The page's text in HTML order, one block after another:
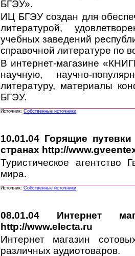
БГЭУ».
ИЦ БГЭУ создан для
литературой,
учебных заведений
справочной литературе по
В интернет-магазине
научную, научно-
литературу, материалы
БГЭУ.
Источник: Собственные источники
10.01.04 Горящие
странах http://
Туристическое
мира.
Источник: Собственные источники
08.01.04 Интернет
http://www.electa.ru
Интернет магазин
различных аудиотоваров.